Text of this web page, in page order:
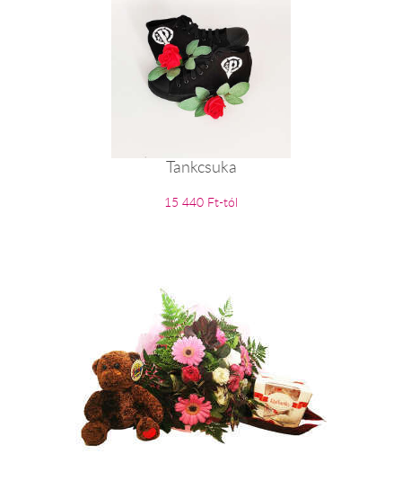
Tankcsuka
15 440 Ft-tól